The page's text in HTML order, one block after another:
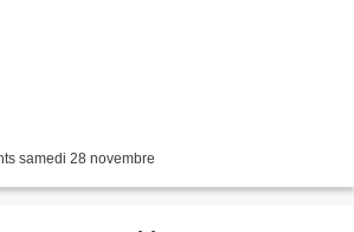
samedi 28 novembre